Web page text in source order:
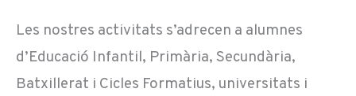
Les nostres activitats s’adrecen a alumnes
d’Educació Infantil, Primària, Secundària,
Batxillerat i Cicles Formatius, universitats i